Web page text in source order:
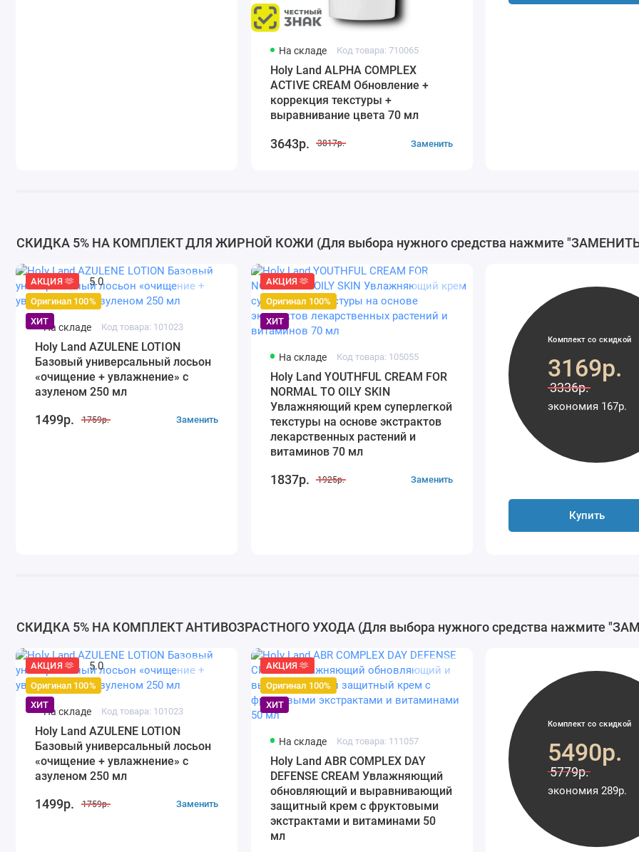
На складе Код товара: 710065
Holy Land ALPHA COMPLEX
ACTIVE CREAM Обновление +
коррекция текстуры +
выравнивание цвета 70 мл
3643р. 3817р. Заменить
СКИДКА 5% НА КОМПЛЕКТ ДЛЯ ЖИРНОЙ КОЖИ (Для выбора нужного средства нажмите
АКЦИЯ 🫶
Оригинал 100%
ХИТ
5.0
На складе Код товара: 101023
Holy Land AZULENE LOTION
Базовый универсальный лосьон
«очищение + увлажнение» с
азуленом 250 мл
1499р. 1759р. Заменить
АКЦИЯ 🫶
Оригинал 100%
ХИТ
На складе Код товара: 105055
Holy Land YOUTHFUL CREAM FOR
NORMAL TO OILY SKIN
Увлажняющий крем суперлегкой
текстуры на основе экстрактов
лекарственных растений и
витаминов 70 мл
1837р. 1925р. Заменить
Комплект со скидкой
3169р.
3336р.
экономия 167р.
Купить
СКИДКА 5% НА КОМПЛЕКТ АНТИВОЗРАСТНОГО УХОДА (Для выбора нужного средства нажмите
АКЦИЯ 🫶
Оригинал 100%
ХИТ
5.0
На складе Код товара: 101023
Holy Land AZULENE LOTION
Базовый универсальный лосьон
«очищение + увлажнение» с
азуленом 250 мл
1499р. 1759р. Заменить
АКЦИЯ 🫶
Оригинал 100%
ХИТ
На складе Код товара: 111057
Holy Land ABR COMPLEX DAY
DEFENSE CREAM Увлажняющий
обновляющий и выравнивающий
защитный крем с фруктовыми
экстрактами и витаминами 50
мл
Комплект со скидкой
5490р.
5779р.
экономия 289р.